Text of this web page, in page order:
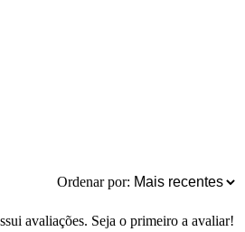
Ordenar por:
avaliações. Seja o primeiro a avaliar!